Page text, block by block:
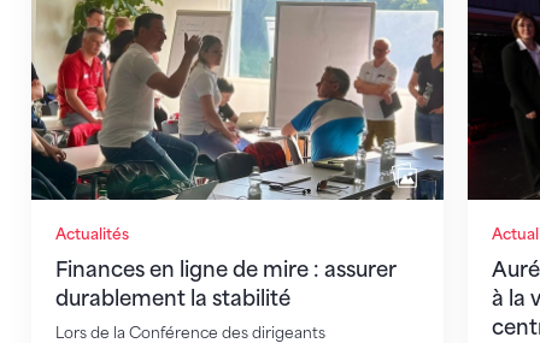
Actualités
Finances en ligne de mire : assurer
durablement la stabilité
Lors de la Conférence des dirigeants
à la